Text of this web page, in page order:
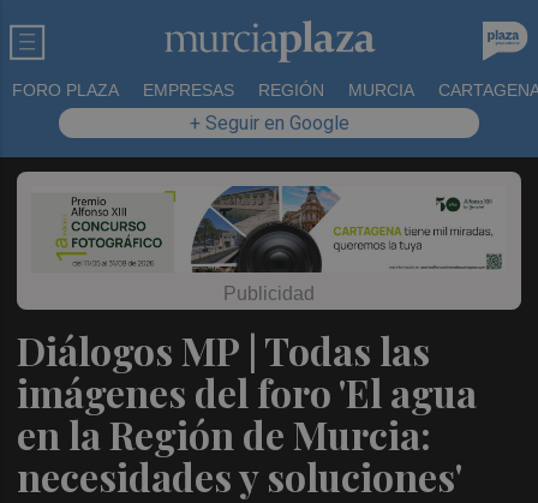
FORO PLAZA EMPRESAS REGIÓN MURCIA
+ Seguir en Google
Diálogos MP | Todas las
imágenes del foro 'El agua
en la Región de Murcia:
necesidades y soluciones'